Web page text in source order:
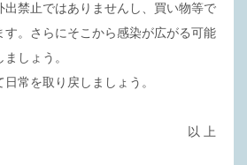
出禁止ではありませんし、買い物等で
す。さらにそこから感染が広がる可能
しょう。
常を取り戻しましょう。
以 上